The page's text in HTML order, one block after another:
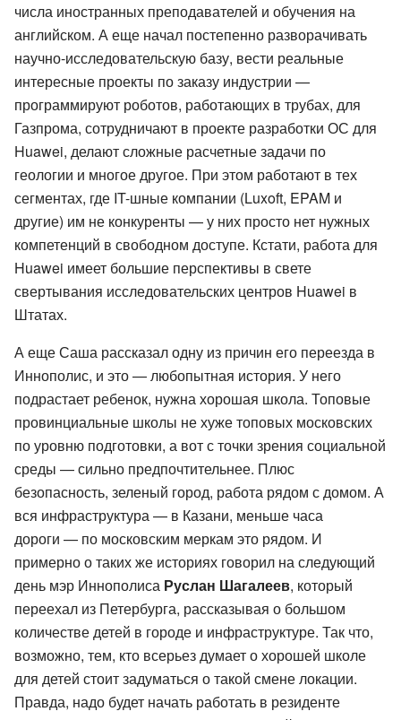
числа иностранных преподавателей и обучения на
английском. А еще начал постепенно разворачивать
научно-исследовательскую базу, вести реальные
интересные проекты по заказу индустрии —
программируют роботов, работающих в трубах, для
Газпрома, сотрудничают в проекте разработки ОС для
Huawei, делают сложные расчетные задачи по
геологии и многое другое. При этом работают в тех
сегментах, где IT-шные компании (Luxoft, EPAM и
другие) им не конкуренты — у них просто нет нужных
компетенций в свободном доступе. Кстати, работа для
Huawei имеет большие перспективы в свете
свертывания исследовательских центров Huawei в
Штатах.
А еще Саша рассказал одну из причин его переезда в
Иннополис, и это — любопытная история. У него
подрастает ребенок, нужна хорошая школа. Топовые
провинциальные школы не хуже топовых московских
по уровню подготовки, а вот с точки зрения социальной
среды — сильно предпочтительнее. Плюс
безопасность, зеленый город, работа рядом с домом. А
вся инфраструктура — в Казани, меньше часа
дороги — по московским меркам это рядом. И
примерно о таких же историях говорил на следующий
день мэр Иннополиса Руслан Шагалеев, который
переехал из Петербурга, рассказывая о большом
количестве детей в городе и инфраструктуре. Так что,
возможно, тем, кто всерьез думает о хорошей школе
для детей стоит задуматься о такой смене локации.
Правда, надо будет начать работать в резиденте